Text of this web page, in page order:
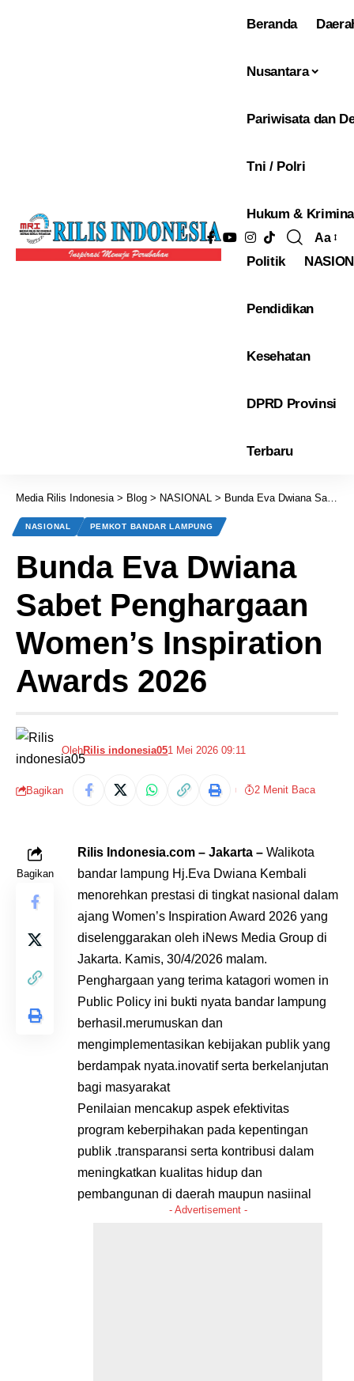
Beranda
Nusantara
Pariwisata dan
Tni / Polri
Hukum &
Politik
Pendidikan
Kesehatan
DPRD Provinsi
Terbaru
Ukuran
Aa
Media Rilis Indonesia> Blog > NASIONAL > Bunda Eva Dwiana Sabet Penghargaan Women’s Inspiration Awards 2026
NASIONAL PEMKOT BANDAR LAMPUNG
Bunda Eva Dwiana
Sabet Penghargaan
Women’s Inspiration
Awards 2026
OlehRilis indonesia051 Mei 2026 09:11
Bagikan 2 Menit Baca
Bagikan
Rilis Indonesia.com – Jakarta – Walikota
bandar lampung Hj.Eva Dwiana Kembali
menorehkan prestasi di tingkat nasional dalam
ajang Women’s Inspiration Award 2026 yang
diselenggarakan oleh iNews Media Group di
Jakarta. Kamis, 30/4/2026 malam.
Penghargaan yang terima katagori women in
Public Policy ini bukti nyata bandar lampung
berhasil.merumuskan dan
mengimplementasikan kebijakan publik yang
berdampak nyata.inovatif serta berkelanjutan
bagi masyarakat
Penilaian mencakup aspek efektivitas
program keberpihakan pada kepentingan
publik .transparansi serta kontribusi dalam
meningkatkan kualitas hidup dan
pembangunan di daerah maupun nasiinal
- Advertisement -